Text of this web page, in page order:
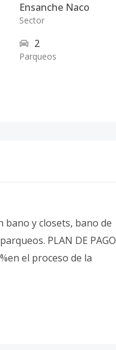
Ensanche Naco
Sector
2
Parqueos
bano y closets, bano de
PLAN DE PAGO
el proceso de la